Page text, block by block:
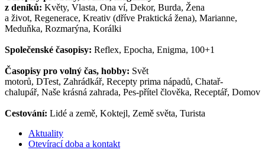
z deníků: Květy, Vlasta, Ona ví, Dekor, Burda, Žena
a život, Regenerace, Kreativ (dříve Praktická žena), Marianne,
Meduňka, Rozmarýna, Korálki
Společenské časopisy: Reflex, Epocha, Enigma, 100+1
Časopisy pro volný čas, hobby: Svět
motorů, DTest, Zahrádkář, Recepty prima nápadů, Chatař-
chalupář, Naše krásná zahrada, Pes-přítel člověka, Receptář, Domov
Cestování: Lidé a země, Koktejl, Země světa, Turista
Aktuality
Otevírací doba a kontakt